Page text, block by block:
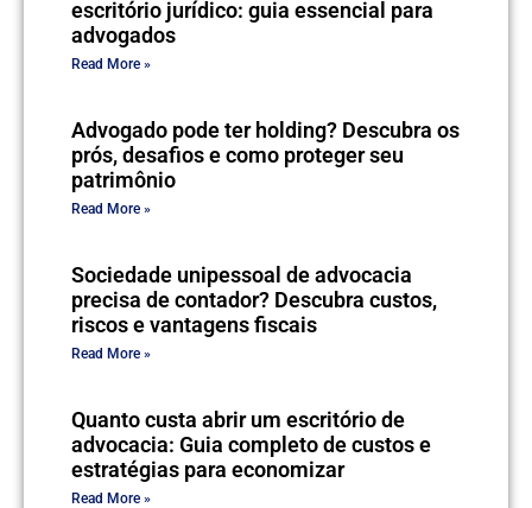
escritório jurídico: guia essencial para
advogados
Read More »
Advogado pode ter holding? Descubra os
prós, desafios e como proteger seu
patrimônio
Read More »
Sociedade unipessoal de advocacia
precisa de contador? Descubra custos,
riscos e vantagens fiscais
Read More »
Quanto custa abrir um escritório de
advocacia: Guia completo de custos e
estratégias para economizar
Read More »